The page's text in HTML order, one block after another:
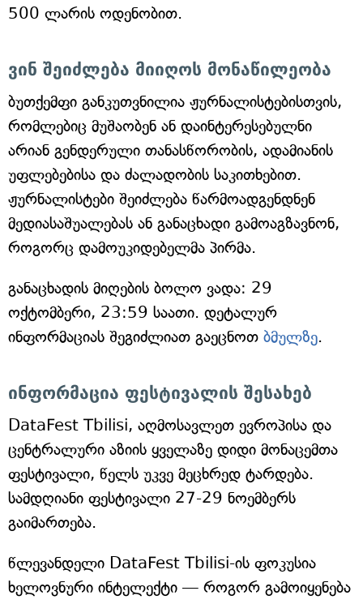
500 ლარის ოდენობით.
ვინ შეიძლება მიიღოს მონაწილეობა
ბუთქემფი განკუთვნილია ჟურნალისტებისთვის,
რომლებიც მუშაობენ ან დაინტერესებულნი
არიან გენდერული თანასწორობის, ადამიანის
უფლებებისა და ძალადობის საკითხებით.
ჟურნალისტები შეიძლება წარმოადგენდნენ
მედიასაშუალებას ან განაცხადი გამოაგზავნონ,
როგორც დამოუკიდებელმა პირმა.
განაცხადის მიღების ბოლო ვადა: 29
ოქტომბერი, 23:59 საათი. დეტალურ
ინფორმაციას შეგიძლიათ გაეცნოთ ბმულზე.
ინფორმაცია ფესტივალის შესახებ
DataFest Tbilisi, აღმოსავლეთ ევროპისა და
ცენტრალური აზიის ყველაზე დიდი მონაცემთა
ფესტივალი, წელს უკვე მეცხრედ ტარდება.
სამდღიანი ფესტივალი 27-29 ნოემბერს
გაიმართება.
წლევანდელი DataFest Tbilisi-ის ფოკუსია
ხელოვნური ინტელექტი — როგორ გამოიყენება